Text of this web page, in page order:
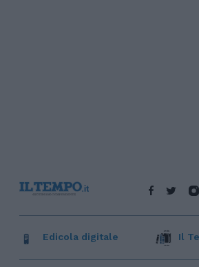
Edicola digitale Il